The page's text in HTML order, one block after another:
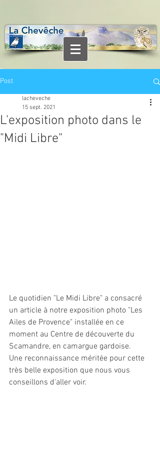
Post
L'exposition photo dans le
"Midi Libre"
lacheveche
15 sept. 2021
Le quotidien "Le Midi Libre" a consacré
un article à notre exposition photo "Les
Ailes de Provence" installée en ce
moment au Centre de découverte du
Scamandre, en camargue gardoise.
Une reconnaissance méritée pour cette
très belle exposition que nous vous
conseillons d'aller voir.